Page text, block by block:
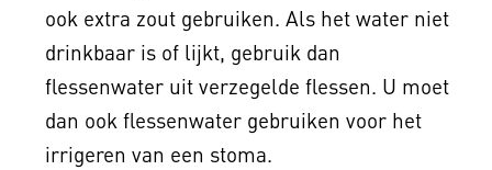
ook extra zout gebruiken. Als het water niet
drinkbaar is of lijkt, gebruik dan
flessenwater uit verzegelde flessen. U moet
dan ook flessenwater gebruiken voor het
irrigeren van een stoma.